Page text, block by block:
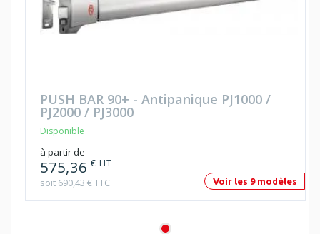
PUSH BAR 90+ - Antipanique PJ1000 /
PJ2000 / PJ3000
Disponible
à partir de
575,36 € HT
soit 690,43 € TTC Voir les 9 modèles